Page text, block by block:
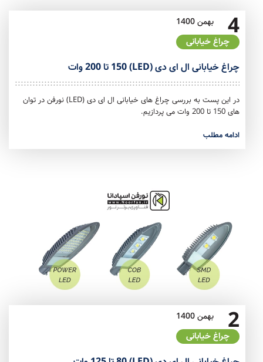
4 بهمن1400
چراغ خیابانی
چراغ خیابانی ال ای دی (LED) 150 تا 200 وات
در این پست به بررسی چراغ های خیابانی ال ای دی (LED) نورفن در توان
های 150 تا 200 وات می پردازیم.
ادامه مطلب
2 بهمن1400
چراغ خیابانی